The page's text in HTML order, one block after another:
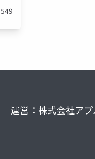
549
運営：株式会社ア